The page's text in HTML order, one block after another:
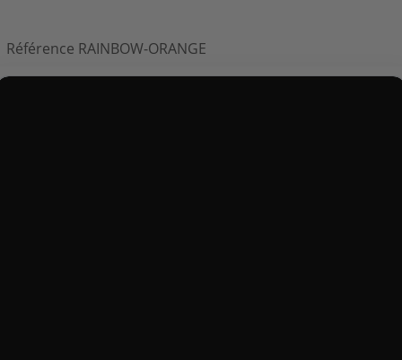
Référence RAINBOW-ORANGE